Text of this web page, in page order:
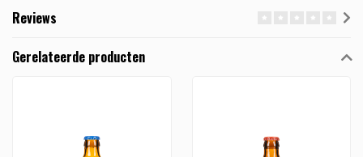
Reviews
Gerelateerde producten